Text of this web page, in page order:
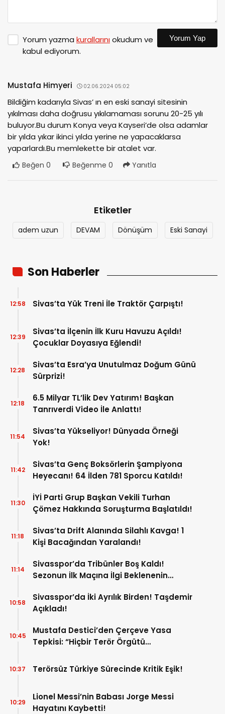
Yorum yazma kurallarınıokudum ve
kabul ediyorum.
Yorum Yap
Mustafa Himyeri 02.06.2024 05:02
Bildiğim kadarıyla Sivas’ ın en eski sanayi sitesinin
yıkılması daha doğrusu yıkılamaması sorunu 20-25 yılı
buluyor.Bu durum Konya veya Kayseri’de olsa adamlar
bir yılda yıkar ikinci yılda yerine ne yapacaklarsa
yaparlardı.Bu memlekette bir atalet var.
Beğen 0 Beğenme 0 Yanıtla
Etiketler
adem uzun DEVAM Dönüşüm Eski Sanayi
Son Haberler
Sivas’ta Yük Treni İle Traktör Çarpıştı!
12:58
Sivas’ta İlçenin İlk Kuru Havuzu Açıldı!
Çocuklar Doyasıya Eğlendi!
12:39
Sivas’ta Esra’ya Unutulmaz Doğum Günü
Sürprizi!
12:28
6.5 Milyar TL’lik Dev Yatırım! Başkan
Tanrıverdi Video İle Anlattı!
12:18
Sivas’ta Yükseliyor! Dünyada Örneği
Yok!
11:54
Sivas’ta Genç Boksörlerin Şampiyona
Heyecanı! 64 İlden 781 Sporcu Katıldı!
11:42
İYİ Parti Grup Başkan Vekili Turhan
Çömez Hakkında Soruşturma Başlatıldı!
11:30
Sivas’ta Drift Alanında Silahlı Kavga! 1
Kişi Bacağından Yaralandı!
11:18
Sivasspor’da Tribünler Boş Kaldı!
Sezonun İlk Maçına İlgi Beklenenin
11:14
Sivasspor’da İki Ayrılık Birden! Taşdemir
Açıkladı!
10:58
Mustafa Destici’den Çerçeve Yasa
Tepkisi: “Hiçbir Terör Örgütü
Edilemez”
10:45
Terörsüz Türkiye Sürecinde Kritik Eşik!
10:37
Lionel Messi’nin Babası Jorge Messi
Hayatını Kaybetti!
10:29